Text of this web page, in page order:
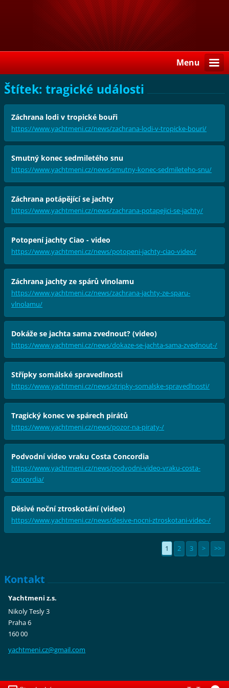
Menu
Štítek: tragické události
Záchrana lodi v tropické bouři
https://www.yachtmeni.cz/news/zachrana-lodi-v-tropicke-bouri/
Smutný konec sedmiletého snu
https://www.yachtmeni.cz/news/smutny-konec-sedmileteho-snu/
Záchrana potápějící se jachty
https://www.yachtmeni.cz/news/zachrana-potapejici-se-jachty/
Potopení jachty Ciao - video
https://www.yachtmeni.cz/news/potopeni-jachty-ciao-video/
Záchrana jachty ze spárů vlnolamu
https://www.yachtmeni.cz/news/zachrana-jachty-ze-sparu-
vlnolamu/
Dokáže se jachta sama zvednout? (video)
https://www.yachtmeni.cz/news/dokaze-se-jachta-sama-zvednout-/
Střípky somálské spravedlnosti
https://www.yachtmeni.cz/news/stripky-somalske-spravedlnosti/
Tragický konec ve spárech pirátů
https://www.yachtmeni.cz/news/pozor-na-piraty-/
Podvodní video vraku Costa Concordia
https://www.yachtmeni.cz/news/podvodni-video-vraku-costa-
concordia/
Děsivé noční ztroskotání (video)
https://www.yachtmeni.cz/news/desive-nocni-ztroskotani-video-/
1 2 3 > >>
Kontakt
Yachtmeni z.s.
Nikoly Tesly 3
Praha 6
160 00
yachtmeni.cz@gmail.com